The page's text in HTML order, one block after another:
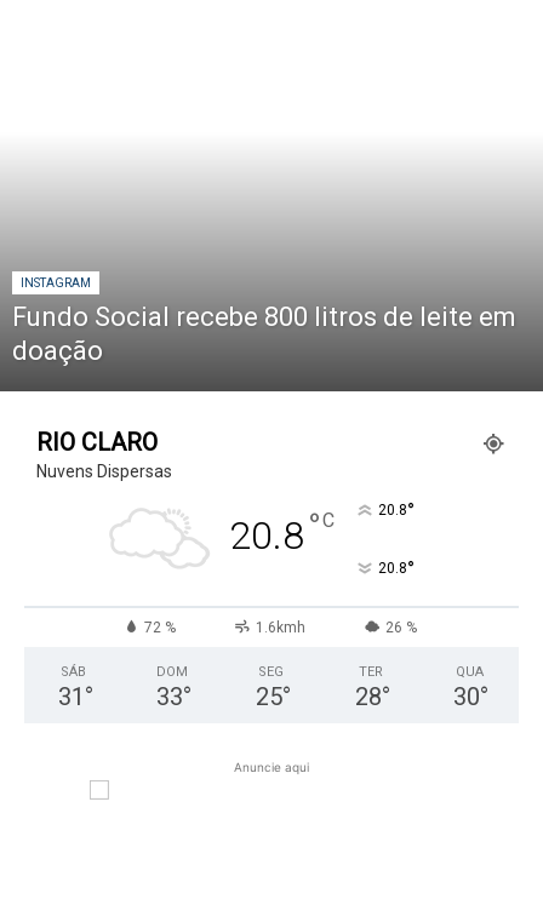
INSTAGRAM
Fundo Social recebe 800 litros de leite em
doação
RIO CLARO
Nuvens Dispersas
20.8°C 20.8°
20.8°
72 % 1.6kmh 26 %
SÁB
31 °
DOM
33°
SEG
25°
TER
28°
QUA
30°
Anuncie aqui